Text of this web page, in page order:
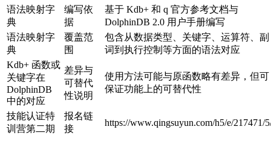
语法映射字
典
编写依
据
基于 Kdb+ 和 q 官方参考文档与
DolphinDB 2.0 用户手册编写
语法映射字
典
覆盖范
围
包含从数据类型、关键字、运算符、副
词到执行控制等方面的语法对应
Kdb+ 函数或
关键字在
DolphinDB
中的对应
差异与
可替代
性说明
使用方法可能与原函数略有差异，但可
保证功能上的可替代性
技能认证特
训营第二期
报名链
接
https://www.qingsuyun.com/h5/e/217471/